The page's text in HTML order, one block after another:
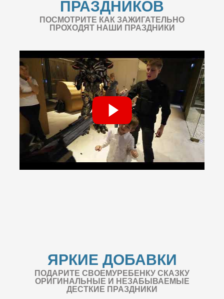
ПРАЗДНИКОВ
ПОСМОТРИТЕ КАК ЗАЖИГАТЕЛЬНО
ПРОХОДЯТ НАШИ ПРАЗДНИКИ
ЯРКИЕ ДОБАВКИ
ПОДАРИТЕ СВОЕМУРЕБЕНКУ СКАЗКУ
ОРИГИНАЛЬНЫЕ И НЕЗАБЫВАЕМЫЕ
ДЕСТКИЕ ПРАЗДНИКИ